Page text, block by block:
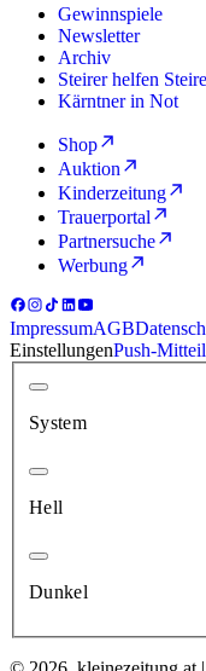
Gewinnspiele
Newsletter
Archiv
Steirer helfen
Kärntner in Not
Shop
Auktion
Kinderzeitung
Trauerportal
Partnersuche
Werbung
ImpressumAGB
EinstellungenPush-
System
Hell
Dunkel